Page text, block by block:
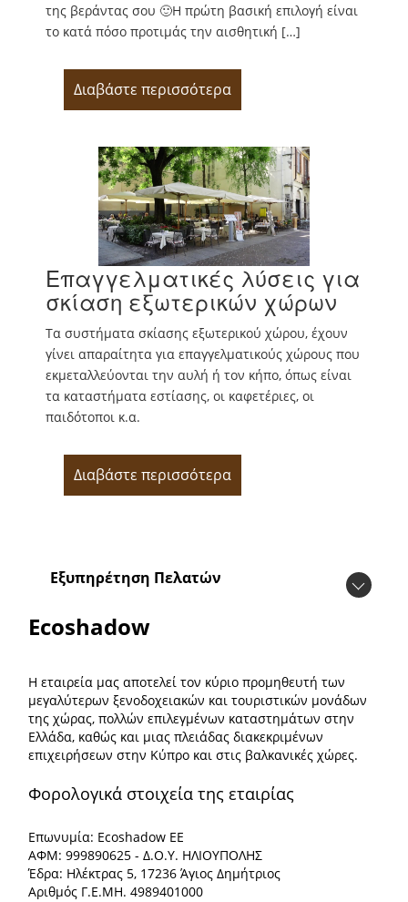
της βεράντας σου 🙂Η πρώτη βασική επιλογή είναι
το κατά πόσο προτιμάς την αισθητική […]
Διαβάστε περισσότερα
Επαγγελματικές λύσεις για
σκίαση εξωτερικών χώρων
Τα συστήματα σκίασης εξωτερικού χώρου, έχουν
γίνει απαραίτητα για επαγγελματικούς χώρους που
εκμεταλλεύονται την αυλή ή τον κήπο, όπως είναι
τα καταστήματα εστίασης, οι καφετέριες, οι
παιδότοποι κ.α.
Διαβάστε περισσότερα
Εξυπηρέτηση Πελατών
Ecoshadow
Η εταιρεία μας αποτελεί τον κύριο προμηθευτή των
μεγαλύτερων ξενοδοχειακών και τουριστικών μονάδων
της χώρας, πολλών επιλεγμένων καταστημάτων στην
Ελλάδα, καθώς και μιας πλειάδας διακεκριμένων
επιχειρήσεων στην Κύπρο και στις βαλκανικές χώρες.
Φορολογικά στοιχεία της εταιρίας
Επωνυμία: Ecoshadow ΕΕ
ΑΦΜ: 999890625 - Δ.Ο.Υ. ΗΛΙΟΥΠΟΛΗΣ
Έδρα: Ηλέκτρας 5, 17236 Άγιος Δημήτριος
Αριθμός Γ.Ε.ΜΗ. 4989401000